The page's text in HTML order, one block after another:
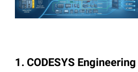
1. CODESYS Engineering